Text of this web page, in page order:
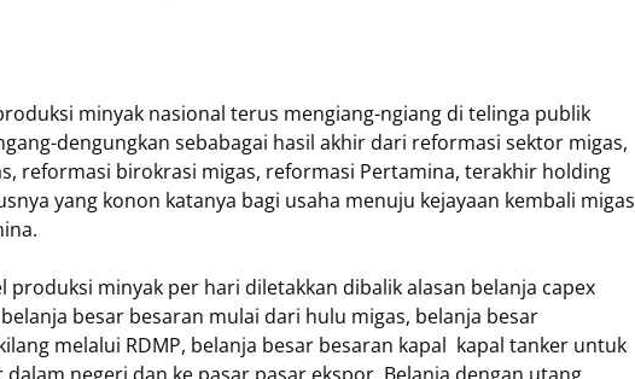
minyak nasional terus mengiang-ngiang di telinga publik
dengungkan sebabagai hasil akhir dari reformasi sektor migas,
reformasi birokrasi migas, reformasi Pertamina, terakhir holding
yang konon katanya bagi usaha menuju kejayaan kembali migas
produksi minyak per hari diletakkan dibalik alasan belanja capex
besar besaran mulai dari hulu migas, belanja besar
melalui RDMP, belanja besar besaran kapal kapal tanker untuk